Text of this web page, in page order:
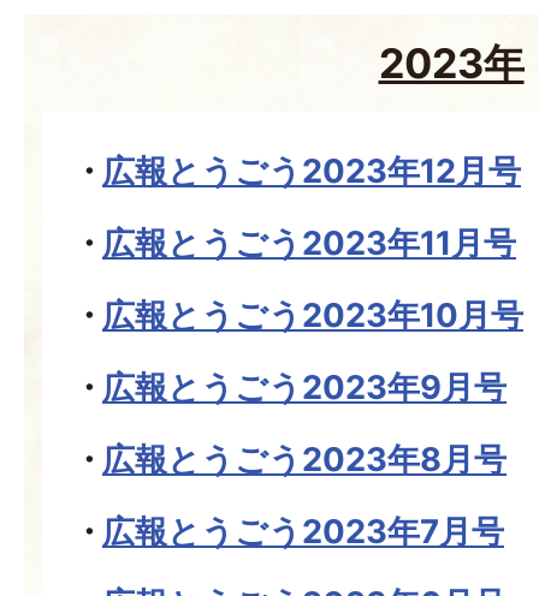
2023年
広報とうごう2023年12月号
広報とうごう2023年11月号
広報とうごう2023年10月号
広報とうごう2023年9月号
広報とうごう2023年8月号
広報とうごう2023年7月号